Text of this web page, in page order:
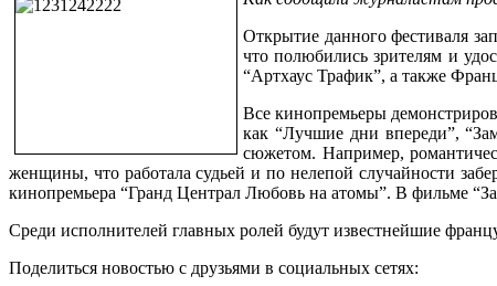
Открытие данного фестиваля
что полюбились зрителям и
“Артхаус Трафик”, а также
Все кинопремьеры
как “Лучшие дни впереди”,
сюжетом. Например,
женщины, что работала судьей и по нелепой случайности
кинопремьера “Гранд Централ Любовь на атомы”. В фильме
Среди исполнителей главных ролей будут известнейшие
Поделиться новостью с друзьями в социальных сетях: